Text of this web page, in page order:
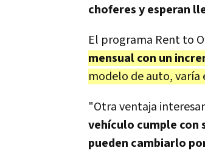
choferes y esperan
El programa Rent to
mensual con un
modelo de auto, varía
"Otra ventaja
vehículo cumple con
pueden cambiarlo